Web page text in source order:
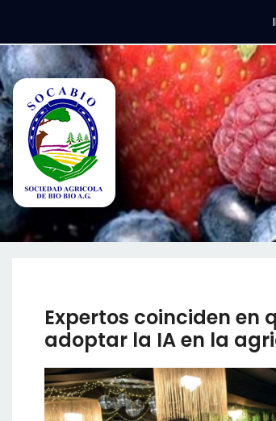
Expertos coinciden en
adoptar la IA en la